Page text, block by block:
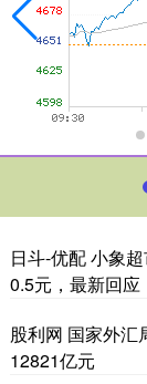
日斗-优配 小象
0.5元，最新回应
股利网 国家外汇
12821亿元